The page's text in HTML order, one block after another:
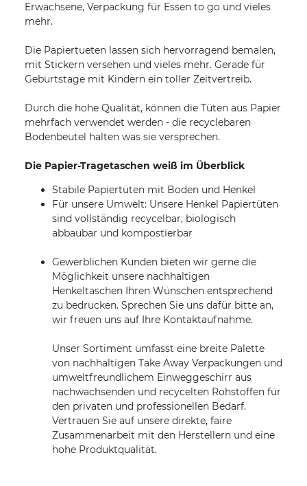
Erwachsene, Verpackung für Essen to go und vieles
mehr.
Die Papiertueten lassen sich hervorragend bemalen,
mit Stickern versehen und vieles mehr. Gerade für
Geburtstage mit Kindern ein toller Zeitvertreib.
Durch die hohe Qualität, können die Tüten aus Papier
mehrfach verwendet werden - die recyclebaren
Bodenbeutel halten was sie versprechen.
Die Papier-Tragetaschen weiß im Überblick
Stabile Papiertüten mit Boden und Henkel
Für unsere Umwelt: Unsere Henkel Papiertüten
sind vollständig recycelbar, biologisch
abbaubar und kompostierbar
Gewerblichen Kunden bieten wir gerne die
Möglichkeit unsere nachhaltigen
Henkeltaschen Ihren Wünschen entsprechend
zu bedrucken. Sprechen Sie uns dafür bitte an,
wir freuen uns auf Ihre Kontaktaufnahme.
Unser Sortiment umfasst eine breite Palette
von nachhaltigen Take Away Verpackungen und
umweltfreundlichem Einweggeschirr aus
nachwachsenden und recycelten Rohstoffen für
den privaten und professionellen Bedarf.
Vertrauen Sie auf unsere direkte, faire
Zusammenarbeit mit den Herstellern und eine
hohe Produktqualität.